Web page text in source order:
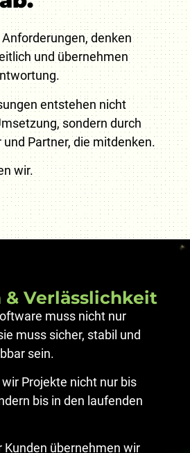
denken
und übernehmen
entstehen nicht
sondern durch
Partner, die mitdenken.
wir.
& Verlässlichkeit
muss nicht nur
muss sicher, stabil und
sein.
Projekte nicht nur bis
bis in den laufenden
Kunden übernehmen wir